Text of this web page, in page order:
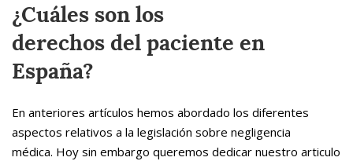
¿Cuáles son los
derechos del paciente en
España?
En anteriores artículos hemos abordado los diferentes
aspectos relativos a la legislación sobre negligencia
médica. Hoy sin embargo queremos dedicar nuestro articulo